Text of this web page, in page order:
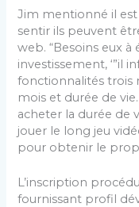
Jim mentionné il
sentir ils peuvent
web. “Besoins eux
investissement, ‘”il
fonctionnalités trois
mois et durée de
acheter la durée de
jouer le long jeu
pour obtenir le
L’inscription
fournissant profil